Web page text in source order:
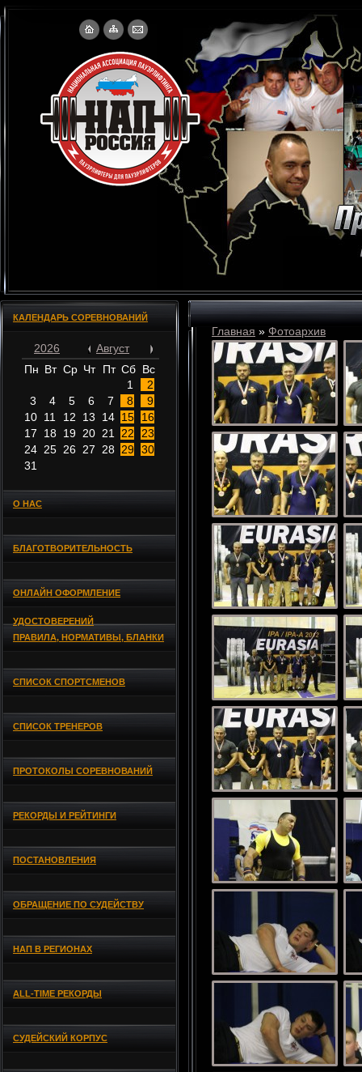
КАЛЕНДАРЬ СОРЕВНОВАНИЙ
2026
Август
Пн Вт Ср Чт Пт Сб Вс
1
2
3
4 5 6 7 8
9
10 11 12 13 14 15
16
17
18 19 20 21 22
23
24 25 26 27 28 29 30
31
О НАС
БЛАГОТВОРИТЕЛЬНОСТЬ
ОНЛАЙН ОФОРМЛЕНИЕ
УДОСТОВЕРЕНИЙ
ПРАВИЛА, НОРМАТИВЫ, БЛАНКИ
СПИСОК СПОРТСМЕНОВ
СПИСОК ТРЕНЕРОВ
ПРОТОКОЛЫ СОРЕВНОВАНИЙ
РЕКОРДЫ И РЕЙТИНГИ
ПОСТАНОВЛЕНИЯ
ОБРАЩЕНИЕ ПО СУДЕЙСТВУ
НАП В РЕГИОНАХ
ALL-TIME РЕКОРДЫ
СУДЕЙСКИЙ КОРПУС
Главная » Фотоархив